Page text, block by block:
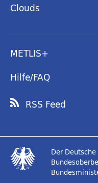
Clouds
METLIS+
Hilfe/FAQ
RSS Feed
Der